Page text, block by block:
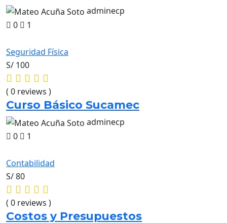
adminecp
0
1
Seguridad Física
S/ 100
( 0 reviews )
Curso Básico Sucamec
adminecp
0
1
Contabilidad
S/ 80
( 0 reviews )
Costos y Presupuestos